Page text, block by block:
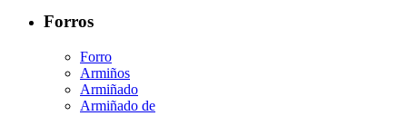
Forros
Forro
Armiños
Armiñado
Armiñado de